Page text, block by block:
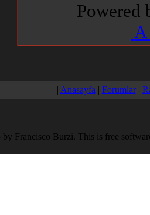
Powered
A
| Anasayfa | Forumlar|
Francisco Burzi. This is free